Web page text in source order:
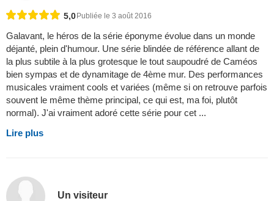
5,0 Publiée le 3 août 2016
Galavant, le héros de la série éponyme évolue dans un monde
déjanté, plein d'humour. Une série blindée de référence allant de
la plus subtile à la plus grotesque le tout saupoudré de Caméos
bien sympas et de dynamitage de 4ème mur. Des performances
musicales vraiment cools et variées (même si on retrouve parfois
souvent le même thème principal, ce qui est, ma foi, plutôt
normal). J'ai vraiment adoré cette série pour cet ...
Lire plus
Un visiteur